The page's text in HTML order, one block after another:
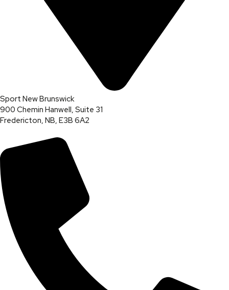
Sport New Brunswick
900 Chemin Hanwell, Suite 31
Fredericton, NB, E3B 6A2